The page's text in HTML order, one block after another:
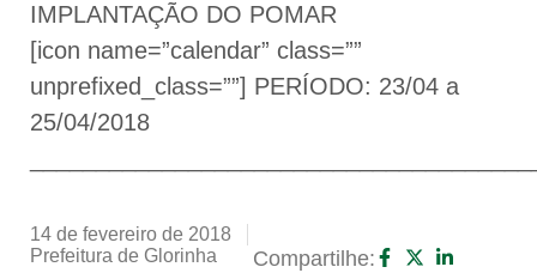
IMPLANTAÇÃO DO POMAR
[icon name=”calendar” class=””
unprefixed_class=””] PERÍODO: 23/04 a
25/04/2018
14 de fevereiro de 2018
Prefeitura de Glorinha
Compartilhe: